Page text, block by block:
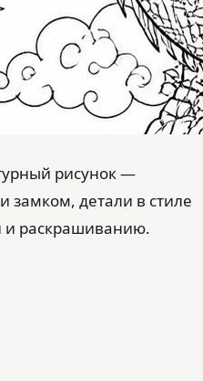
рисунок —
замком, детали в стиле
и раскрашиванию.